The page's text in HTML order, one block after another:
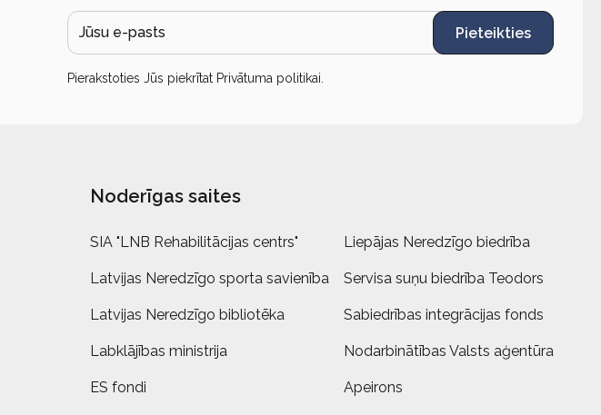
Pieteikties
Pierakstoties Jūs piekrītat Privātuma politikai
Noderīgas saites
SIA "LNB Rehabilitācijas centrs" Liepājas Neredzīgo biedrība
Latvijas Neredzīgo sporta savienība Servisa suņu biedrība Teodors
Latvijas Neredzīgo bibliotēka Sabiedrības integrācijas fonds
Labklājības ministrija Nodarbinātības Valsts aģentūra
ES fondi Apeirons